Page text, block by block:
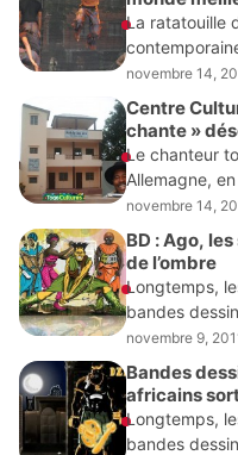
La ratatouille
lumière. Elle
par le
novembre 14,
Centre Culturel «
chante »
Atiégou
Le chanteur
Allemagne,
Für Alle
Bè Kpota et
novembre 14,
BD : Ago,
de l’ombre
Longtemps,
bandes
années, de
créer des
de leur
novembre 9,
Bandes
africains
Longtemps,
bandes